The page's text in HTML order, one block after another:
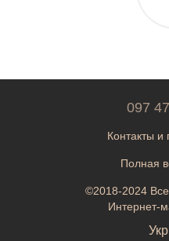
097
Контакты и
Полная
©2018-2024
Интернет-
Укр